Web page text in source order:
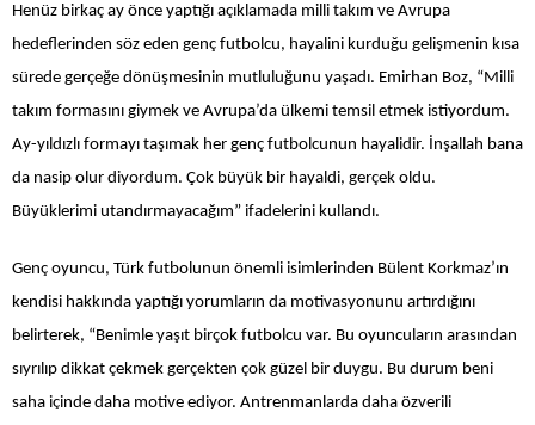
Henüz birkaç ay önce yaptığı açıklamada milli takım ve Avrupa
hedeflerinden söz eden genç futbolcu, hayalini kurduğu gelişmenin kısa
sürede gerçeğe dönüşmesinin mutluluğunu yaşadı. Emirhan Boz, “Milli
takım formasını giymek ve Avrupa’da ülkemi temsil etmek istiyordum.
Ay-yıldızlı formayı taşımak her genç futbolcunun hayalidir. İnşallah bana
da nasip olur diyordum. Çok büyük bir hayaldi, gerçek oldu.
Büyüklerimi utandırmayacağım” ifadelerini kullandı.
Genç oyuncu, Türk futbolunun önemli isimlerinden Bülent Korkmaz’ın
kendisi hakkında yaptığı yorumların da motivasyonunu artırdığını
belirterek, “Benimle yaşıt birçok futbolcu var. Bu oyuncuların arasından
sıyrılıp dikkat çekmek gerçekten çok güzel bir duygu. Bu durum beni
saha içinde daha motive ediyor. Antrenmanlarda daha özverili